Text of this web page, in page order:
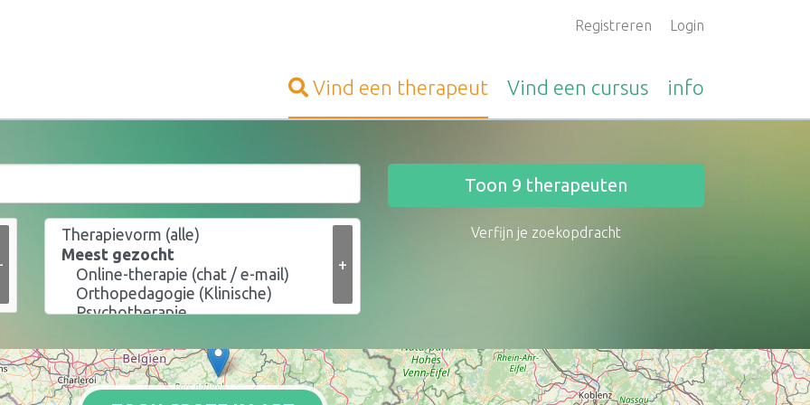
Registreren Login
Vind een therapeut Vind een cursus info
+
Toon 9 therapeuten
Verfijn je zoekopdracht